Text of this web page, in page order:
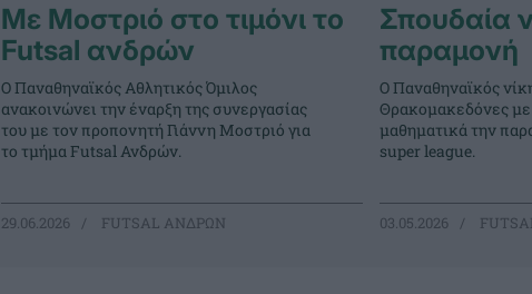
Με Μοστριό στο τιμόνι το
Futsal ανδρών
Ο Παναθηναϊκός Αθλητικός Όμιλος
ανακοινώνει την έναρξη της συνεργασίας
του με τον προπονητή Γιάννη Μοστριό για
το τμήμα Futsal Ανδρών.
29.06.2026 FUTSAL ΑΝΔΡΩΝ
Σπουδαία
παραμονή
Ο Παναθηναϊκός
Θρακομακεδόνες με
μαθηματικά την
super league.
03.05.2026